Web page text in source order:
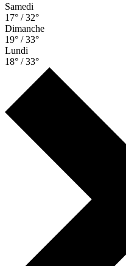
Samedi
17° / 32°
Dimanche
19° / 33°
Lundi
18° / 33°